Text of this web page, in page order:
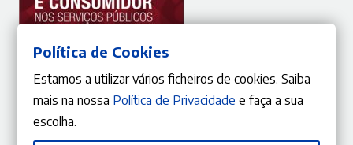
Política de Cookies
Estamos a utilizar vários ficheiros de cookies. Saiba
mais na nossa Política de Privacidade e faça a sua
escolha.